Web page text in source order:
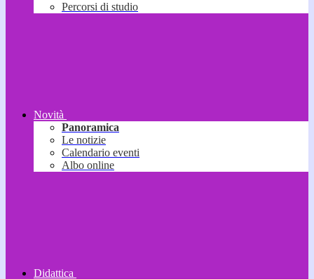
Percorsi di studio
Novità
Panoramica
Le notizie
Calendario eventi
Albo online
Didattica